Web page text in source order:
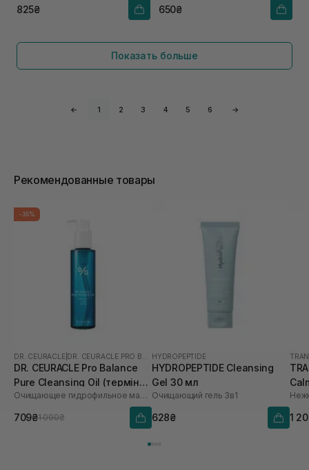
825₴ 650₴
Показать больше
← 1 2 3 4 5 6 →
Рекомендованные товары
-35%
DR. CEURACLE
DR. CEURACLE Pro Balance
Pure Cleansing Oil (термін
до 01.27р.) 155 мл
Очищающее гидрофильное масло с пробиотиками
709₴1 090₴
HYDROPEPTIDE
HYDROPEPTIDE Cleansing
Gel 30 мл
Очищающий гель 3в1
628₴
мл
1